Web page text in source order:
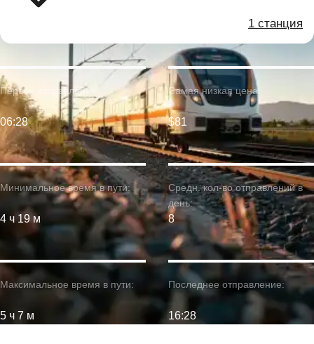
1 станция
Минимальное время в пути:
4 ч 19 м
Первое отправление:
06:28
Максимальное время в пути:
5 ч 7 м
Самая низкая цена:
$81
Средн. кол-во отправлений в
день:
8
Последнее отправление:
16:28